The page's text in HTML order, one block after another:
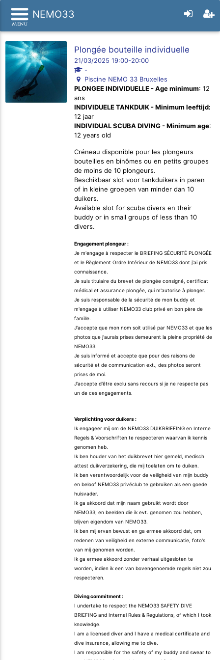
NEMO33
Plongée bouteille individuelle
21/03/2025 19:00-20:00
-
Piscine NEMO 33 Bruxelles
PLONGEE INDIVIDUELLE - Age minimum: 12
ans
INDIVIDUELE TANKDUIK - Minimum leeftijd:
12 jaar
INDIVIDUAL SCUBA DIVING - Minimum age:
12 years old
Créneau disponible pour les plongeurs
bouteilles en binômes ou en petits groupes
de moins de 10 plongeurs.
Beschikbaar slot voor tankduikers in paren
of in kleine groepen van minder dan 10
duikers.
Available slot for scuba divers en their
buddy or in small groups of less than 10
divers.
Engagement plongeur :
Je m'engage à respecter le BRIEFING SÉCURITÉ PLONGÉE
et le Règlement Ordre Intérieur de NEMO33 dont j'ai pris
connaissance.
Je suis titulaire du brevet de plongée consigné, certificat
médical et assurance plongée, qui m'autorise à plonger.
Je suis responsable de la sécurité de mon buddy et
m'engage à utiliser NEMO33 club privé en bon père de
famille.
J'accepte que mon nom soit utilisé par NEMO33 et que les
photos que j'aurais prises demeurent la pleine propriété de
NEMO33.
Je suis informé et accepte que pour des raisons de
sécurité et de communication ext., des photos seront
prises de moi.
J'accepte d'être exclu sans recours si je ne respecte pas
un de ces engagements.
Verplichting voor duikers :
Ik engageer mij om de NEMO33 DUIKBRIEFING en Interne
Regels & Voorschriften te respecteren waarvan ik kennis
genomen heb.
Ik ben houder van het duikbrevet hier gemeld, medisch
attest duikverzekering, die mij toelaten om te duiken.
Ik ben verantwoordelijk voor de veiligheid van mijn buddy
en beloof NEMO33 privéclub te gebruiken als een goede
huisvader.
Ik ga akkoord dat mijn naam gebruikt wordt door
NEMO33, en beelden die ik evt. genomen zou hebben,
blijven eigendom van NEMO33.
Ik ben mij ervan bewust en ga ermee akkoord dat, om
redenen van veiligheid en externe communicatie, foto's
van mij genomen worden.
Ik ga ermee akkoord zonder verhaal uitgesloten te
worden, indien ik een van bovengenoemde regels niet zou
respecteren.
Diving commitment :
I undertake to respect the NEMO33 SAFETY DIVE
BRIEFING and Internal Rules & Regulations, of which I took
knowledge.
I am a licensed diver and I have a medical certificate and
dive insurance, allowing me to dive.
I am responsible for the safety of my buddy and swear to